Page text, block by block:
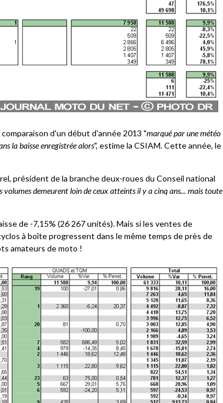
d'un début d'année 2013 "marqué par une météo
la baisse enregistrée alors", estime la CSIAM. Cette année, le
président de la branche deux-roues du Conseil national
volumes demeurent loin de ceux atteints il y a cinq ans... mais toute
de -7,15% (26 267 unités). Mais si les ventes de
à boîte progressent dans le même temps de près de
amateurs de moto !